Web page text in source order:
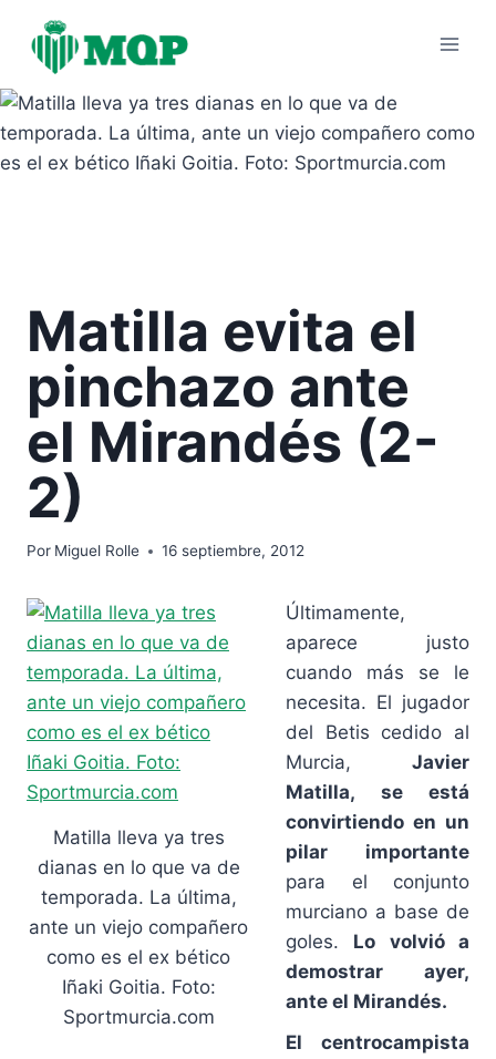
contenido
Matilla evita el
pinchazo ante
el Mirandés (2-
2)
Por Miguel Rolle 16 septiembre, 2012
Matilla lleva ya tres
dianas en lo que va de
temporada. La última,
ante un viejo compañero
como es el ex bético
Iñaki Goitia. Foto:
Sportmurcia.com
Últimamente,
aparece justo
cuando más se le
necesita. El jugador
del Betis cedido al
Murcia, Javier
Matilla, se está
convirtiendo en un
pilar importante
para el conjunto
murciano a base de
goles. Lo volvió a
demostrar ayer,
ante el Mirandés.
El centrocampista